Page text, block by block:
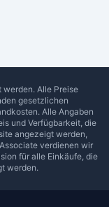
Alle Preise
gesetzlichen
Alle Angaben
und Verfügbarkeit, die
angezeigt werden,
verdienen wir
für alle Einkäufe, die
werden.